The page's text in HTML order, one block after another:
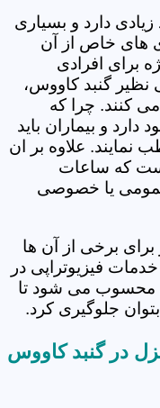
زیادی دارد و بسیاری
های خاص از آن
برای افرادی
گنبد کاووس،
کنند. چرا که
و بیماران باید
علاوه بر ان
که ساعات
عمومی یا خصوصی
برخی از آن ها
فیزیوتراپی در
محسوب می شود تا
جلوگیری کرد.
در گنبد کاووس